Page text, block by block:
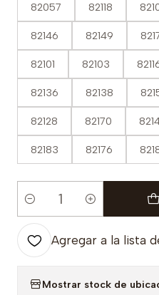
82057 82118
82146 82149
82101 82103
82136 82138
82128 82170
82183 82176
Cantidad
Agregar a la lista
Mostrar stock de